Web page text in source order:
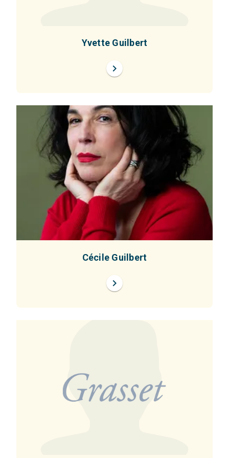
Yvette Guilbert
chevron_right
Cécile Guilbert
chevron_right